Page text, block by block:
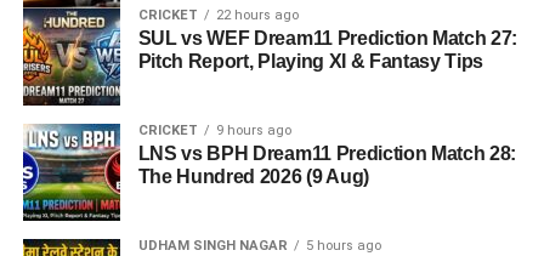
अलर्ट, देखें पूरी रिपोर्ट
CRICKET 22 hours ago
SUL vs WEF Dream11 Prediction Match 27:
Pitch Report, Playing XI & Fantasy Tips
CRICKET 9 hours ago
LNS vs BPH Dream11 Prediction Match 28:
The Hundred 2026 (9 Aug)
UDHAM SINGH NAGAR 5 hours ago